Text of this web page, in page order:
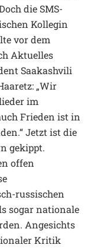
die SMS-
Kollegin
vor dem
Aktuelles
Saakashvili
„Wir
im
Frieden ist in
Jetzt ist die
gekippt.
offen
russischen
sogar nationale
Angesichts
Kritik